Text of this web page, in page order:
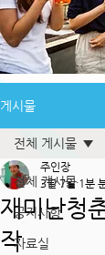
게시물
전체 게시물
공지사항
자료실
전체 게시물
재미난청
작
주인장
3월 7일 1분